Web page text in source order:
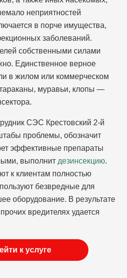
неприятностей
в порче имущества,
заболеваний.
собственными силами
Единственное верное
в жилом или коммерческом
муравьи, клопы —
СЭС Крестовский 2-й
проблемы, обозначит
эффективные препараты
выполнит дезинсекцию.
к клиентам полностью
безвредные для
оборудование. В результате
вредителях удается
к услуге